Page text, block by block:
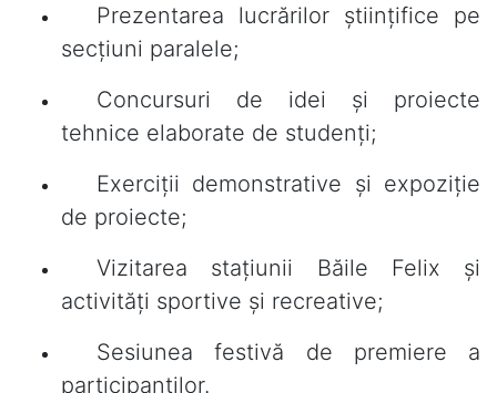
Prezentarea lucrărilor științifice pe
secțiuni paralele;
Concursuri de idei și proiecte
tehnice elaborate de studenți;
Exerciții demonstrative și expoziție
de proiecte;
Vizitarea stațiunii Băile Felix și
activități sportive și recreative;
Sesiunea festivă de premiere a
participanților.